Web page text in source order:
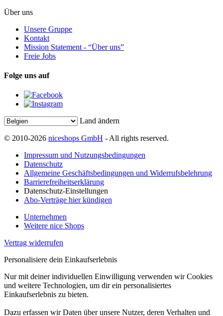
Über uns
Unsere Gruppe
Kontakt
Mission Statement - “Über uns”
Freie Jobs
Folge uns auf
Land ändern
© 2010-2026 niceshops GmbH - All rights reserved.
Impressum und Nutzungsbedingungen
Datenschutz
Allgemeine Geschäftsbedingungen und Widerrufsbelehrung
Barrierefreiheitserklärung
Datenschutz-Einstellungen
Abo-Verträge hier kündigen
Unternehmen
Weitere nice Shops
Vertrag widerrufen
Personalisiere dein Einkaufserlebnis
Nur mit deiner individuellen Einwilligung verwenden wir Cookies
und weitere Technologien, um dir ein personalisiertes
Einkaufserlebnis zu bieten.
Dazu erfassen wir Daten über unsere Nutzer, deren Verhalten und